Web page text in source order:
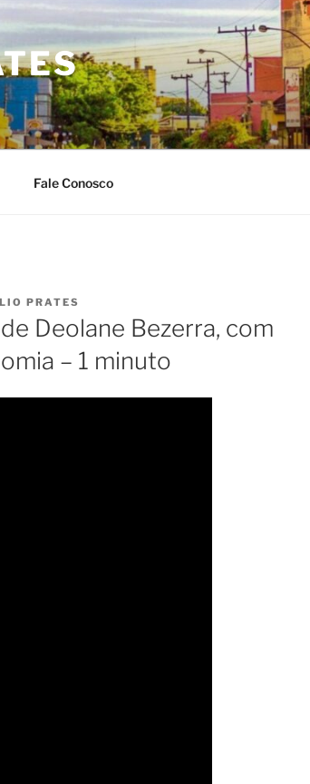
Fale Conosco
PRATES
Deolane Bezerra, com
– 1 minuto